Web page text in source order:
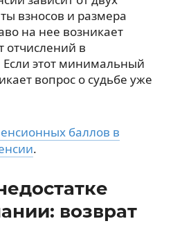
взносов и размера
на нее возникает
отчислений в
этот минимальный
вопрос о судьбе уже
баллов в
.
возврат